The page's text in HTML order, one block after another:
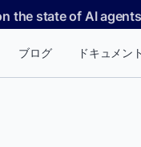
the state of AI
ブログ ドキュメント